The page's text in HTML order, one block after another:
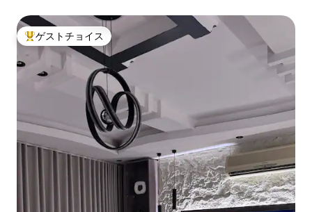
大好評のゲストチョイスです。
ゲストチョイス